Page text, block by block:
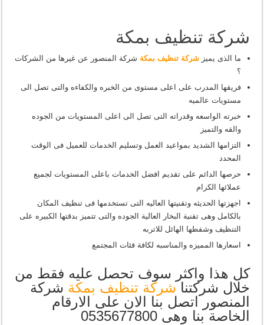
شركة تنظيف بمكة
ما الذى يميزشركة تنظيف بمكة شركة المنصور عن غيرها من الشركات
؟
فريقها المدرب على اعلى مستوى من الخبره والكفاءه والتى تصل الى
مستويات عالميه
خبرته الواسعه وقدراته التى تصل الى اعلى المستويات من الجوده
والقه والتميز
التزامها الشديد بمواعيد العمل وتسليم الخدمات للعميل فى الوقت
المحدد
حرصها الدائم على تقديم افضل الخدمات باعلى المستويات لجميع
عملائها الكرام
اجهزتها الحديثه وتقنيتها العاليه التى تستخدمها فى تنظيف المكان
بالكامل وهى تقنية البخار العالية الجوده والتى تتميز بدقتها الكبيره على
التنظيف وشفطها الهائل للاتربه
اسعارها المميزه والمناسبه لكافة فئات المجتمع
كل هذا واكثر سوف تحصل عليه فقط من
خلال شركتنا شركة تنظيف بمكة شركة
المنصور اتصل بنا الان على الارقام
الخاصة بنا وهى 0535677800